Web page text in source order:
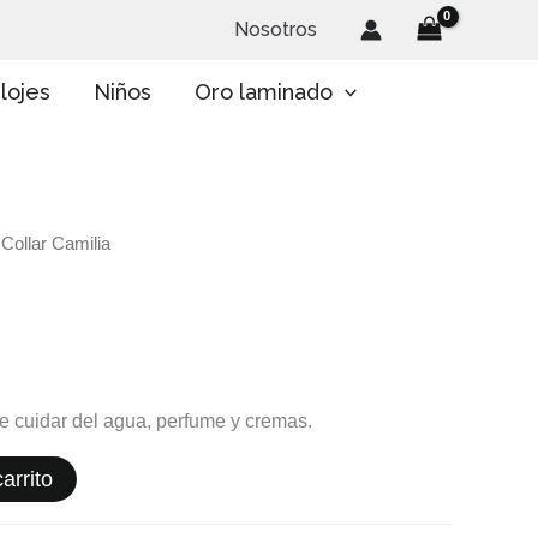
Nosotros
Niños Oro laminado
Camilia
cuidar del agua, perfume y cremas.